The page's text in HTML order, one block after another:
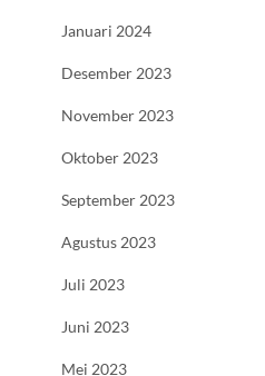
Januari 2024
Desember 2023
November 2023
Oktober 2023
September 2023
Agustus 2023
Juli 2023
Juni 2023
Mei 2023